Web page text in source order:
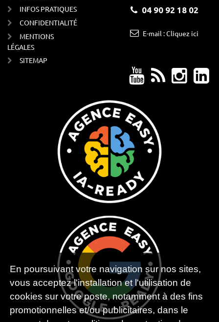
INFOS PRATIQUES
CONFIDENTIALITÉ
MENTIONS
LÉGALES
SITEMAP
04 90 92 18 02
E-mail : Cliquez ici
En poursuivant votre navigation sur nos sites,
vous acceptez l'installation et l'utilisation de
cookies sur votre poste, notamment à des fins
promotionnelles et/ou publicitaires, dans le